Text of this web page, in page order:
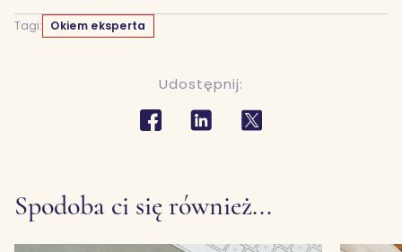
Tagi: Okiem eksperta
Udostępnij:
Spodoba ci się również...